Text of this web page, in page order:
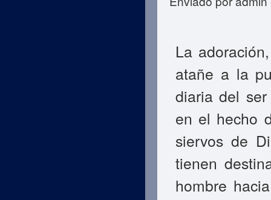
La
atañe a la
diaria del
en el hecho
siervos de
tienen
hombre